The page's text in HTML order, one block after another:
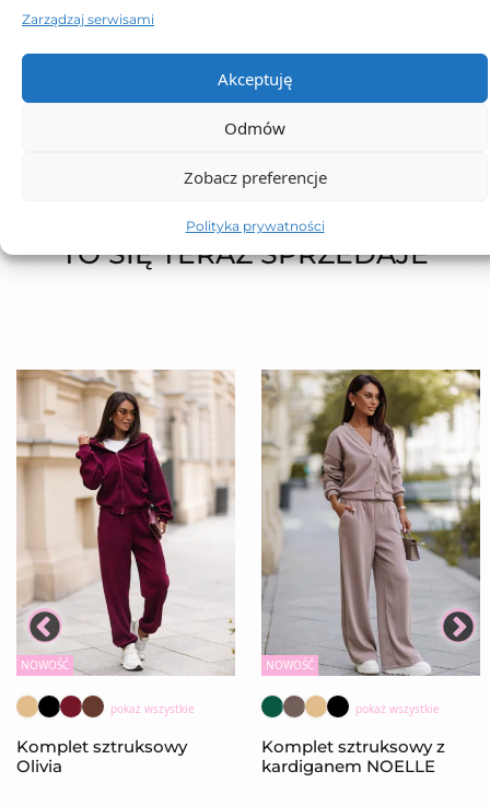
Zarządzaj serwisami
Akceptuję
Odmów
Zobacz preferencje
Polityka prywatności
TO SIĘ TERAZ SPRZEDAJE
NOWOŚĆ
pokaż wszystkie
Komplet sztruksowy
Olivia
NOWOŚĆ
pokaż wszystkie
Komplet sztruksowy z
kardiganem NOELLE